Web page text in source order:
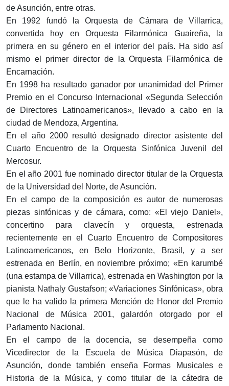
de Asunción, entre otras.
En 1992 fundó la Orquesta de Cámara de Villarrica,
convertida hoy en Orquesta Filarmónica Guaireña, la
primera en su género en el interior del país. Ha sido así
mismo el primer director de la Orquesta Filarmónica de
Encarnación.
En 1998 ha resultado ganador por unanimidad del Primer
Premio en el Concurso Internacional «Segunda Selección
de Directores Latinoamericanos», llevado a cabo en la
ciudad de Mendoza, Argentina.
En el año 2000 resultó designado director asistente del
Cuarto Encuentro de la Orquesta Sinfónica Juvenil del
Mercosur.
En el año 2001 fue nominado director titular de la Orquesta
de la Universidad del Norte, de Asunción.
En el campo de la composición es autor de numerosas
piezas sinfónicas y de cámara, como: «El viejo Daniel»,
concertino para clavecín y orquesta, estrenada
recientemente en el Cuarto Encuentro de Compositores
Latinoamericanos, en Belo Horizonte, Brasil, y a ser
estrenada en Berlín, en noviembre próximo; «En karumbé
(una estampa de Villarrica), estrenada en Washington por la
pianista Nathaly Gustafson; «Variaciones Sinfónicas», obra
que le ha valido la primera Mención de Honor del Premio
Nacional de Música 2001, galardón otorgado por el
Parlamento Nacional.
En el campo de la docencia, se desempeña como
Vicedirector de la Escuela de Música Diapasón, de
Asunción, donde también enseña Formas Musicales e
Historia de la Música, y como titular de la cátedra de